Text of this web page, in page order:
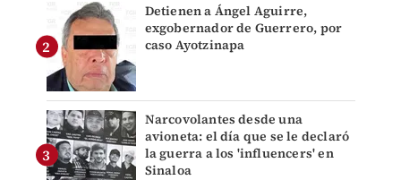
Detienen a Ángel Aguirre,
exgobernador de Guerrero, por
caso Ayotzinapa
Narcovolantes desde una
avioneta: el día que se le declaró
la guerra a los 'influencers' en
Sinaloa